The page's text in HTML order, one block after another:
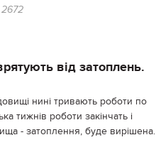
2672
від затоплень.
нині тривають роботи по
тижнів роботи закінчать і
- затоплення, буде вирішена.